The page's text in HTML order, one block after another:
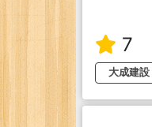
7
大成建設